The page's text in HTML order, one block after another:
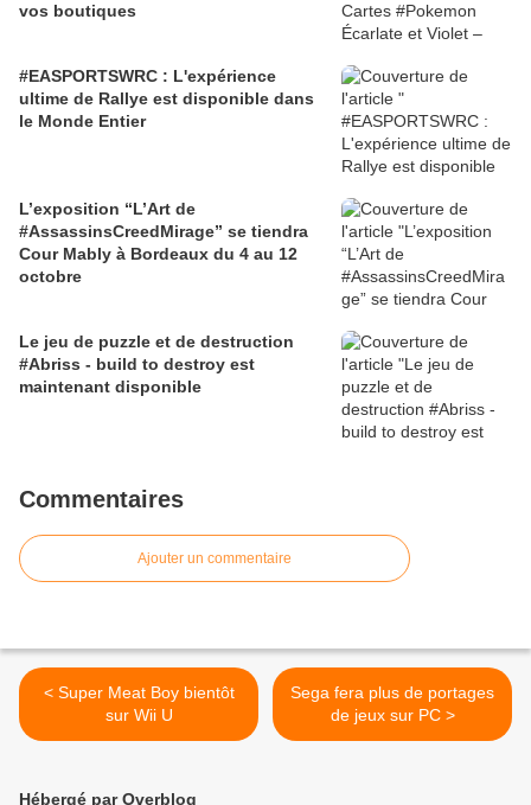
vos boutiques
#EASPORTSWRC : L'expérience
ultime de Rallye est disponible dans
le Monde Entier
L’exposition “L’Art de
#AssassinsCreedMirage” se tiendra
Cour Mably à Bordeaux du 4 au 12
octobre
Le jeu de puzzle et de destruction
#Abriss - build to destroy est
maintenant disponible
Commentaires
Ajouter un commentaire
< Super Meat Boy bientôt
sur Wii U
Sega fera plus de portages
de jeux sur PC >
Hébergé par Overblog